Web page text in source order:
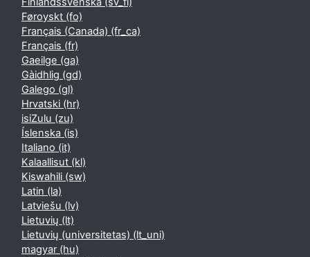
Føroyskt ‎(fo)‎
Français (Canada) ‎(fr_ca)‎
Français ‎(fr)‎
Gaeilge ‎(ga)‎
Gàidhlig ‎(gd)‎
Galego ‎(gl)‎
Hrvatski ‎(hr)‎
isiZulu ‎(zu)‎
Íslenska ‎(is)‎
Italiano ‎(it)‎
Kalaallisut ‎(kl)‎
Kiswahili ‎(sw)‎
Latin ‎(la)‎
Latviešu ‎(lv)‎
Lietuvių ‎(lt)‎
Lietuvių (universitetas) ‎(lt_uni)‎
magyar ‎(hu)‎